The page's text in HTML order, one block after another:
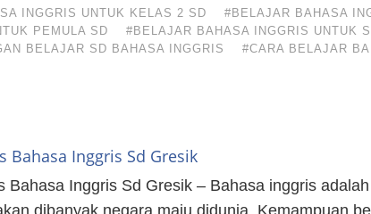
INGGRIS UNTUK KELAS 2 SD
#BELAJAR BAHASA
PEMULA SD
#BELAJAR BAHASA INGGRIS UNTUK
BELAJAR SD BAHASA INGGRIS #CARA BELAJAR
Bahasa Inggris Sd Gresik
Bahasa Inggris Sd Gresik – Bahasa inggris
dibanyak negara maju didunia. Kemampuan